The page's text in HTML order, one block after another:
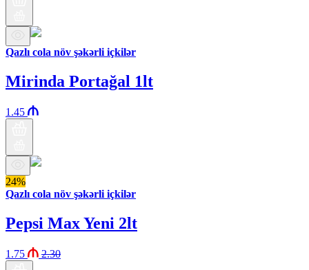
Qazlı cola növ şəkərli içkilər
Mirinda Portağal 1lt
1.45
24%
Qazlı cola növ şəkərli içkilər
Pepsi Max Yeni 2lt
1.75 2.30